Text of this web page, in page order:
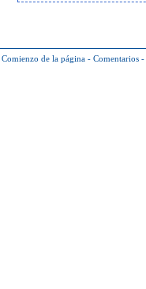
Comienzo de la página - Comentarios -